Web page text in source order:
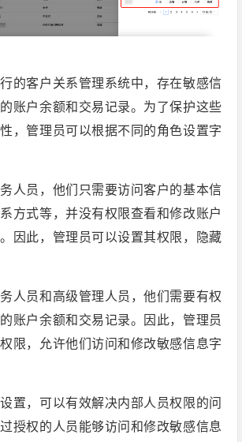
的客户关系管理系统中，存在敏感信
账户余额和交易记录。为了保护这些
，管理员可以根据不同的角色设置字
人员，他们只需要访问客户的基本信
方式等，并没有权限查看和修改账户
因此，管理员可以设置其权限，隐藏
人员和高级管理人员，他们需要有权
账户余额和交易记录。因此，管理员
限，允许他们访问和修改敏感信息字
置，可以有效解决内部人员权限的问
授权的人员能够访问和修改敏感信息